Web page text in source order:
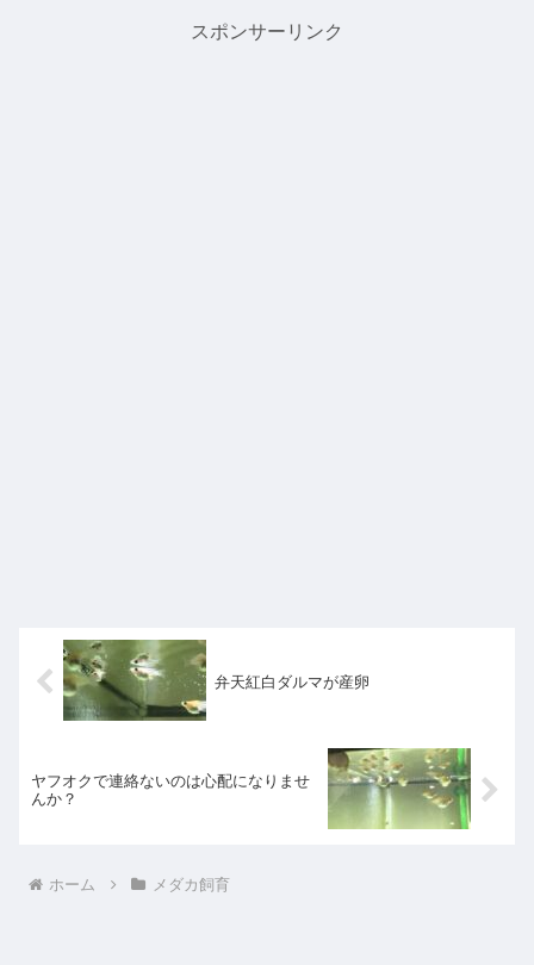
なのかなぁ、、、青ラメ幹之は
記事を書きましたが、こちらか
ら連絡してみまし...
スポンサーリンク
弁天紅白ダルマが産卵
ヤフオクで連絡ないのは心配になりませ
んか？
ホーム メダカ飼育